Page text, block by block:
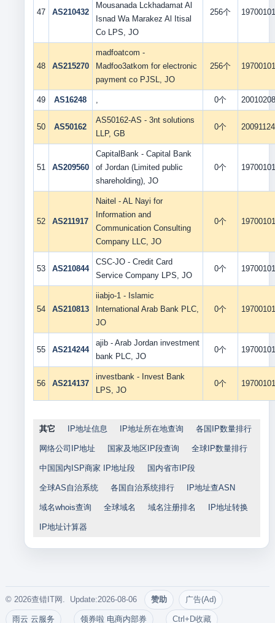
47 AS210432
Mousanada Lckhadamat Al
Isnad Wa Marakez Al Itisal
Co LPS, JO
256个 19700101
48 AS215270
madfoatcom -
Madfoo3atkom for electronic
payment co PJSL, JO
256个 19700101
49 AS16248 , 0个 20010208
50 AS50162
AS50162-AS - 3nt solutions
LLP, GB
0个 20091124
51 AS209560
CapitalBank - Capital Bank
of Jordan (Limited public
shareholding), JO
0个 19700101
52 AS211917
Naitel - AL Nayi for
Information and
Communication Consulting
Company LLC, JO
0个 19700101
53 AS210844
CSC-JO - Credit Card
Service Company LPS, JO
0个 19700101
54 AS210813
iiabjo-1 - Islamic
International Arab Bank PLC,
JO
0个 19700101
55 AS214244
ajib - Arab Jordan investment
bank PLC, JO
0个 19700101
56 AS214137
investbank - Invest Bank
LPS, JO
0个 19700101
其它 IP地址信息 IP地址所在地查询 各国IP数量排行
网络公司IP地址 国家及地区IP段查询 全球IP数量排行
中国国内ISP商家 IP地址段 国内省市IP段
全球AS自治系统 各国自治系统排行 IP地址查ASN
域名whois查询 全球域名 域名注册排名 IP地址转换
IP地址计算器
© 2026查错IT网. Update:2026-08-06 赞助 广告(Ad)
雨云 云服务 领券啦 电商内部券 Ctrl+D收藏